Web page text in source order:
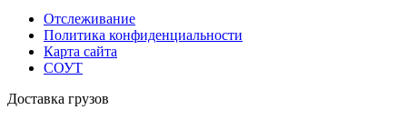
Отслеживание
Политика конфиденциальности
Карта сайта
СОУТ
Доставка грузов